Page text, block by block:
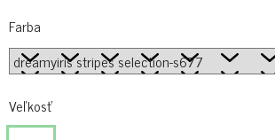
Farba
Veľkosť